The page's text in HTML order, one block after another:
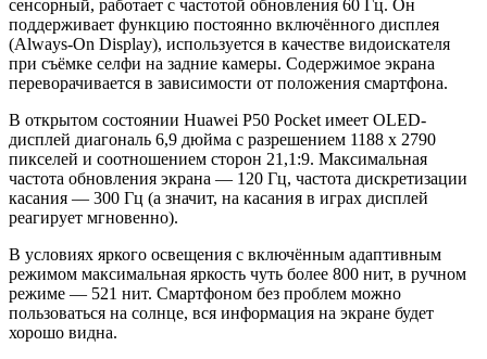
сенсорный, работает с частотой обновления 60 Гц. Он
поддерживает функцию постоянно включённого дисплея
(Always-On Display), используется в качестве видоискателя
при съёмке селфи на задние камеры. Содержимое экрана
переворачивается в зависимости от положения смартфона.
В открытом состоянии Huawei P50 Pocket имеет OLED-
дисплей диагональ 6,9 дюйма с разрешением 1188 x 2790
пикселей и соотношением сторон 21,1:9. Максимальная
частота обновления экрана — 120 Гц, частота дискретизации
касания — 300 Гц (а значит, на касания в играх дисплей
реагирует мгновенно).
В условиях яркого освещения с включённым адаптивным
режимом максимальная яркость чуть более 800 нит, в ручном
режиме — 521 нит. Смартфоном без проблем можно
пользоваться на солнце, вся информация на экране будет
хорошо видна.